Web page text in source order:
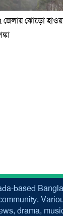
জেলায় ঝোড়ো
based
drama,